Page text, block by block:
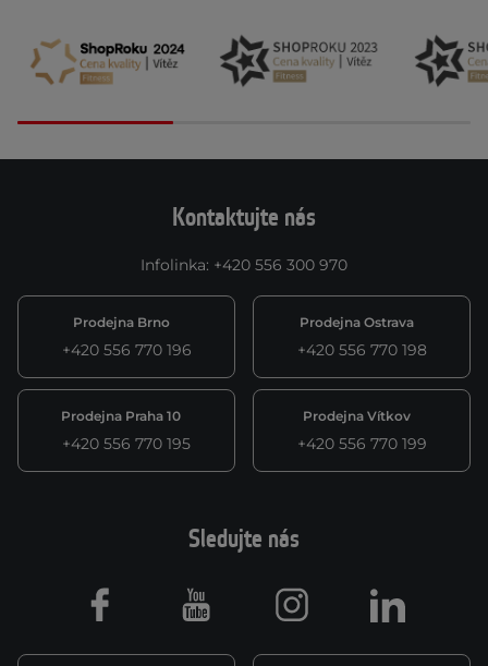
Kontaktujte nás
Infolinka: +420 556 300 970
Prodejna Brno
+420 556 770 196
Prodejna Ostrava
+420 556 770 198
Prodejna Praha 10
+420 556 770 195
Prodejna Vítkov
+420 556 770 199
Sledujte nás
Facebook Youtube Instagram LinkedIn